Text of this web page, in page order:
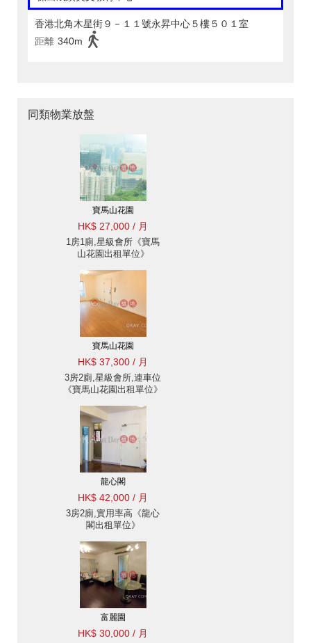
香港北角木星街９－１１號永昇中心５樓５０１室
距離 340m
同類物業放盤
寶馬山花園
HK$ 27,000 / 月
1房1廁,星級會所《寶馬
山花園出租單位》
寶馬山花園
HK$ 37,300 / 月
3房2廁,星級會所,連車位
《寶馬山花園出租單位》
龍心閣
HK$ 42,000 / 月
3房2廁,實用率高《龍心
閣出租單位》
富麗園
HK$ 30,000 / 月